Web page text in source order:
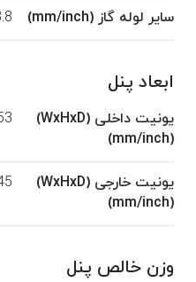
سایر لوله گاز (mm/inch)
ابعاد پنل
یونیت داخلی (WxHxD)
(mm/inch)
یونیت خارجی (WxHxD)
(mm/inch)
وزن خالص پنل